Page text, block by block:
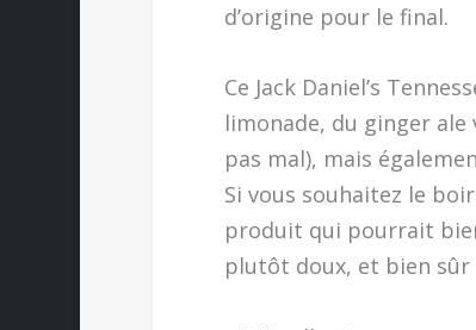
d’origine pour le final.
Ce Jack Daniel’s
limonade, du ginger ale
pas mal), mais
Si vous souhaitez le
produit qui pourrait
plutôt doux, et bien sûr